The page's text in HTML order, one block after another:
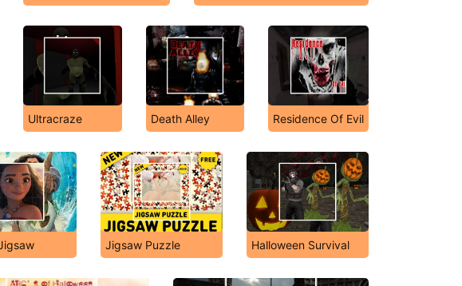
Ultracraze Death Alley Residence Of Evil
Jigsaw Puzzle Halloween Survival